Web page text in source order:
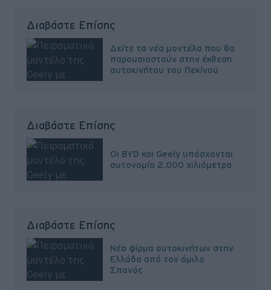
Διαβάστε Επίσης
Δείτε τα νέα μοντέλα που θα
παρουσιαστούν στην έκθεση
αυτοκινήτου του Πεκίνου
Διαβάστε Επίσης
Οι BYD και Geely υπόσχονται
αυτονομία 2.000 χιλιόμετρα
Διαβάστε Επίσης
Νέα φίρμα αυτοκινήτων στην
Ελλάδα από τoν όμιλο
Σπανός